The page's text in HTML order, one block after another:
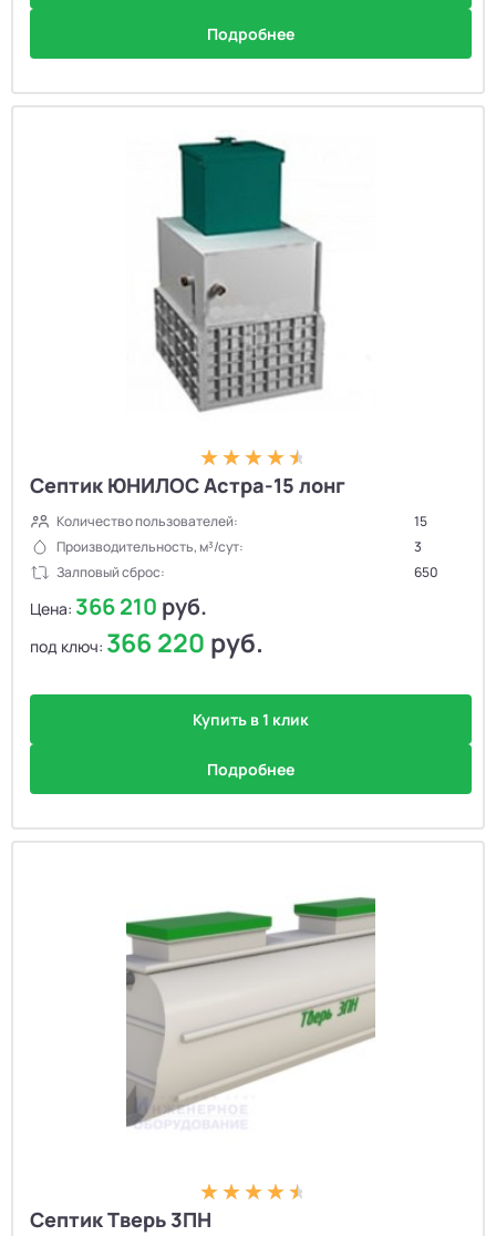
Подробнее
Септик ЮНИЛОС Астра-15 лонг
Количество пользователей:
15
Производительность, м³/сут:
3
Залповый сброс:
650
Цена: 366 210 руб.
под ключ: 366 220 руб.
Купить в 1 клик
Подробнее
Септик Тверь 3ПН